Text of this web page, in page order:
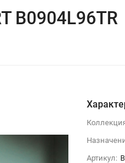
B0904L96TR
Артикул: